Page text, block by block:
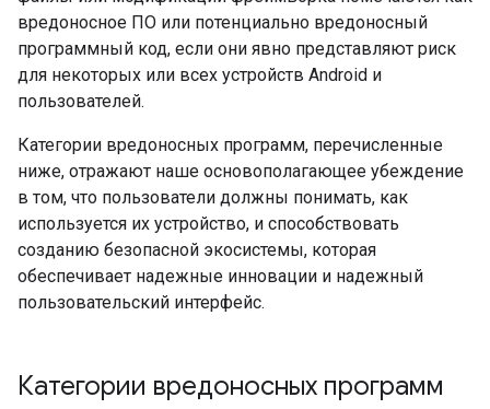
вредоносное ПО или потенциально вредоносный
программный код, если они явно представляют риск
для некоторых или всех устройств Android и
пользователей.
Категории вредоносных программ, перечисленные
ниже, отражают наше основополагающее убеждение
в том, что пользователи должны понимать, как
используется их устройство, и способствовать
созданию безопасной экосистемы, которая
обеспечивает надежные инновации и надежный
пользовательский интерфейс.
Категории вредоносных программ